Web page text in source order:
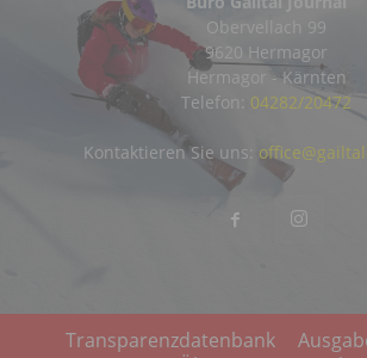
Obervellach 99
9620 Hermagor
Hermagor - Kärnten
Telefon: 04282/20472
Kontaktieren Sie uns:
Transparenzdatenbank